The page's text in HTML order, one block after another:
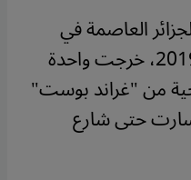
العاصمة في
الأوَّل من شهر آذار/مارس 2019، خرجت واحدة
من "غراند بوست"
حتى شارع